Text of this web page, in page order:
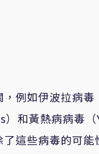
例如伊波拉病
和黃熱病病毒
這些病毒的可